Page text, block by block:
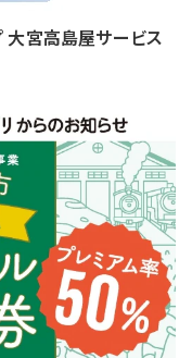
大宮高島屋サービス